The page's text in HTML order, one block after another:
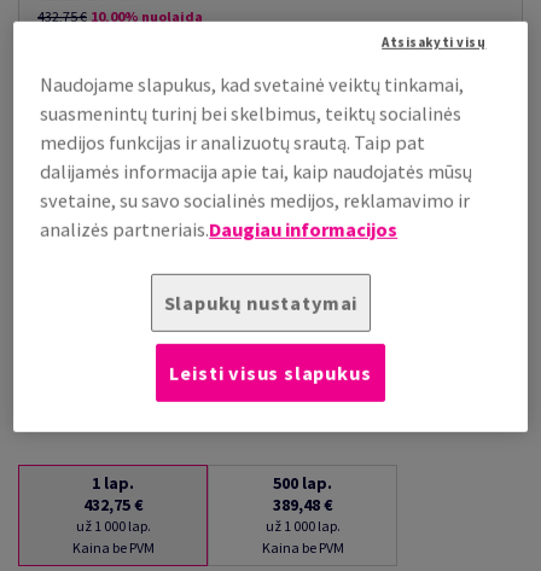
432,75 € 10,00% nuolaida
už 1 000 lap.
(26 kg )
PRISTATYMAS APYTIKSLIAI PER 16 DIENAS (-Ų)
(NEGRĄŽINAMA PREKĖ)
Kiekių palyginimas
lap.
1 lap.
432,75 €
už 1 000 lap.
Kaina be PVM
500 lap.
389,48 €
už 1 000 lap.
Kaina be PVM
Naudojame slapukus, kad svetainė veiktų tinkamai,
suasmenintų turinį bei skelbimus, teiktų socialinės
medijos funkcijas ir analizuotų srautą. Taip pat
dalijamės informacija apie tai, kaip naudojatės mūsų
svetaine, su savo socialinės medijos, reklamavimo ir
analizės partneriais.Daugiau informacijos
Slapukų nustatymai
Atsisakyti visų
Leisti visus slapukus